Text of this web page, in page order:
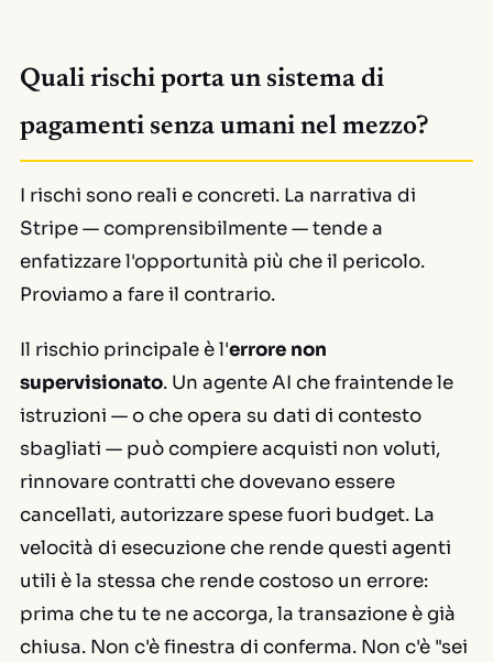
Quali rischi porta un sistema di
pagamenti senza umani nel mezzo?
I rischi sono reali e concreti. La narrativa di
Stripe — comprensibilmente — tende a
enfatizzare l'opportunità più che il pericolo.
Proviamo a fare il contrario.
Il rischio principale è l'errore non
supervisionato. Un agente AI che fraintende le
istruzioni — o che opera su dati di contesto
sbagliati — può compiere acquisti non voluti,
rinnovare contratti che dovevano essere
cancellati, autorizzare spese fuori budget. La
velocità di esecuzione che rende questi agenti
utili è la stessa che rende costoso un errore:
prima che tu te ne accorga, la transazione è già
chiusa. Non c'è finestra di conferma. Non c'è "sei